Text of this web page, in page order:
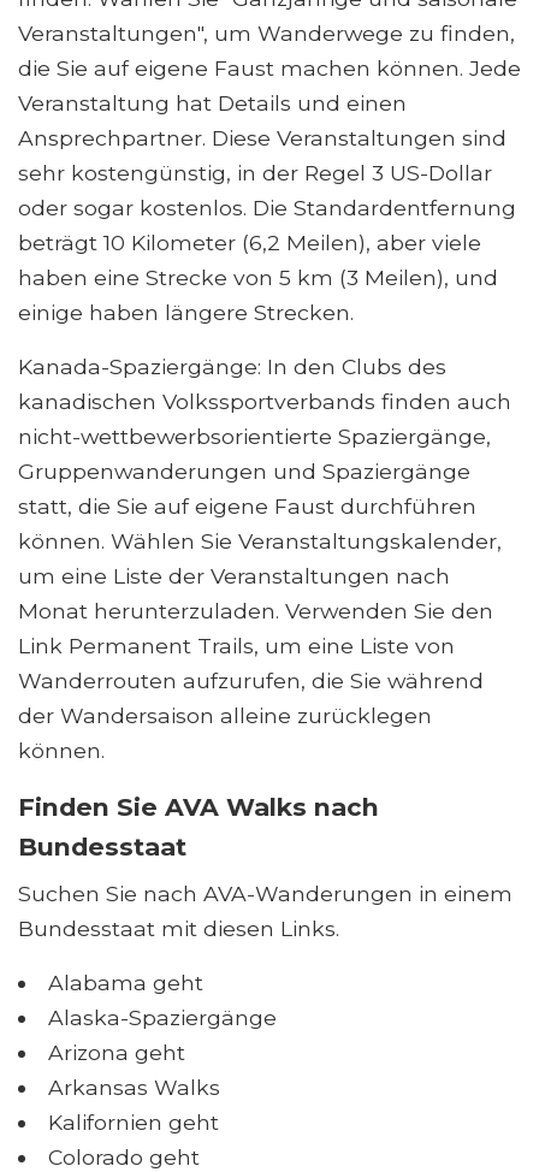
Veranstaltungen", um Wanderwege zu finden,
die Sie auf eigene Faust machen können. Jede
Veranstaltung hat Details und einen
Ansprechpartner. Diese Veranstaltungen sind
sehr kostengünstig, in der Regel 3 US-Dollar
oder sogar kostenlos. Die Standardentfernung
beträgt 10 Kilometer (6,2 Meilen), aber viele
haben eine Strecke von 5 km (3 Meilen), und
einige haben längere Strecken.
Kanada-Spaziergänge: In den Clubs des
kanadischen Volkssportverbands finden auch
nicht-wettbewerbsorientierte Spaziergänge,
Gruppenwanderungen und Spaziergänge
statt, die Sie auf eigene Faust durchführen
können. Wählen Sie Veranstaltungskalender,
um eine Liste der Veranstaltungen nach
Monat herunterzuladen. Verwenden Sie den
Link Permanent Trails, um eine Liste von
Wanderrouten aufzurufen, die Sie während
der Wandersaison alleine zurücklegen
können.
Finden Sie AVA Walks nach
Bundesstaat
Suchen Sie nach AVA-Wanderungen in einem
Bundesstaat mit diesen Links.
Alabama geht
Alaska-Spaziergänge
Arizona geht
Arkansas Walks
Kalifornien geht
Colorado geht